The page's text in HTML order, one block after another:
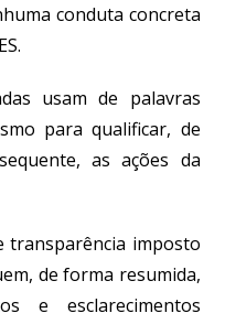
conduta concreta
usam de palavras
para qualificar, de
as ações da
transparência imposto
de forma resumida,
e esclarecimentos